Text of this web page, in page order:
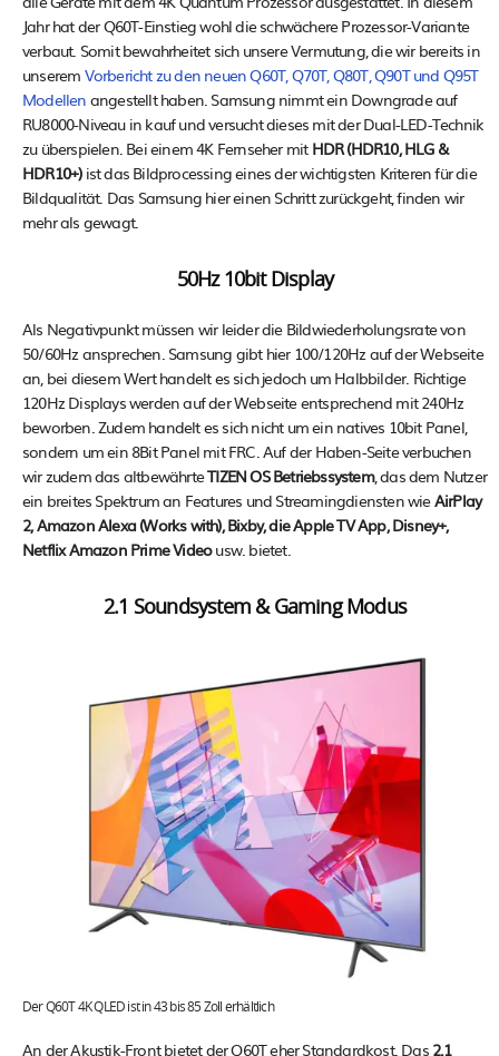
Jahr hat der Q60T-Einstieg wohl die schwächere Prozessor-Variante
verbaut. Somit bewahrheitet sich unsere Vermutung, die wir bereits in
unserem Vorbericht zu den neuen Q60T, Q70T, Q80T, Q90T und Q95T
Modellen angestellt haben. Samsung nimmt ein Downgrade auf
RU8000-Niveau in kauf und versucht dieses mit der Dual-LED-Technik
zu überspielen. Bei einem 4K Fernseher mit HDR (HDR10, HLG &
HDR10+)ist das Bildprocessing eines der wichtigsten Kriteren für die
Bildqualität. Das Samsung hier einen Schritt zurückgeht, finden wir
mehr als gewagt.
50Hz 10bit Display
Als Negativpunkt müssen wir leider die Bildwiederholungsrate von
50/60Hz ansprechen. Samsung gibt hier 100/120Hz auf der Webseite
an, bei diesem Wert handelt es sich jedoch um Halbbilder. Richtige
120Hz Displays werden auf der Webseite entsprechend mit 240Hz
beworben. Zudem handelt es sich nicht um ein natives 10bit Panel,
sondern um ein 8Bit Panel mit FRC. Auf der Haben-Seite verbuchen
wir zudem das altbewährteTIZEN OS Betriebssystem, das dem Nutzer
ein breites Spektrum an Features und Streamingdiensten wieAirPlay
2, Amazon Alexa (Works with), Bixby, die Apple TV App, Disney+,
Netflix Amazon Prime Videousw. bietet.
2.1 Soundsystem & Gaming Modus
Der Q60T 4K QLED ist in 43 bis 85 Zoll erhältlich
An der Akustik-Front bietet der Q60T eher Standardkost. Das 2.1